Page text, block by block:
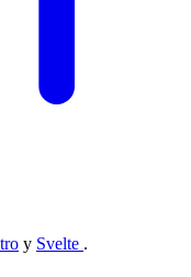
y Svelte .